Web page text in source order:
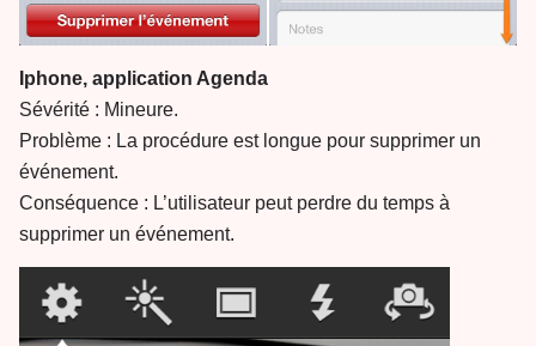
Iphone, application Agenda
Sévérité : Mineure.
Problème : La procédure est longue pour supprimer un
événement.
Conséquence : L’utilisateur peut perdre du temps à
supprimer un événement.